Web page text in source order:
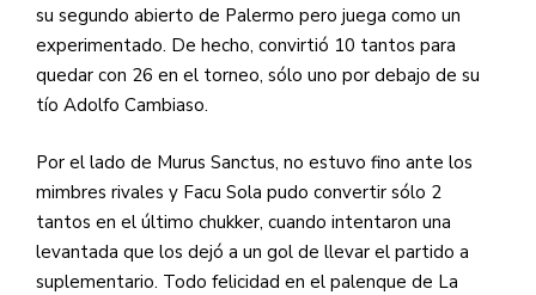
su segundo abierto de Palermo pero juega como un
experimentado. De hecho, convirtió 10 tantos para
quedar con 26 en el torneo, sólo uno por debajo de su
tío Adolfo Cambiaso.
Por el lado de Murus Sanctus, no estuvo fino ante los
mimbres rivales y Facu Sola pudo convertir sólo 2
tantos en el último chukker, cuando intentaron una
levantada que los dejó a un gol de llevar el partido a
suplementario. Todo felicidad en el palenque de La